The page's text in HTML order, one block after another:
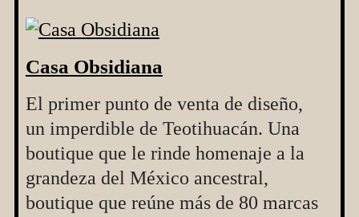
Casa Obsidiana
El primer punto de venta de diseño,
un imperdible de Teotihuacán. Una
boutique que le rinde homenaje a la
grandeza del México ancestral,
boutique que reúne más de 80 marcas